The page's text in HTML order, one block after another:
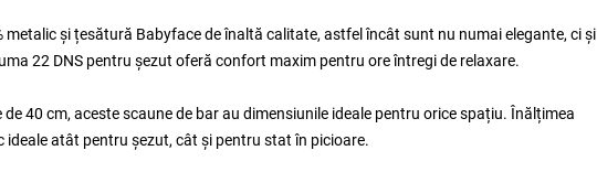
și țesătură Babyface de înaltă calitate, astfel încât sunt nu numai elegante, ci și
22 DNS pentru șezut oferă confort maxim pentru ore întregi de relaxare.
40 cm, aceste scaune de bar au dimensiunile ideale pentru orice spațiu. Înălțimea
atât pentru șezut, cât și pentru stat în picioare.